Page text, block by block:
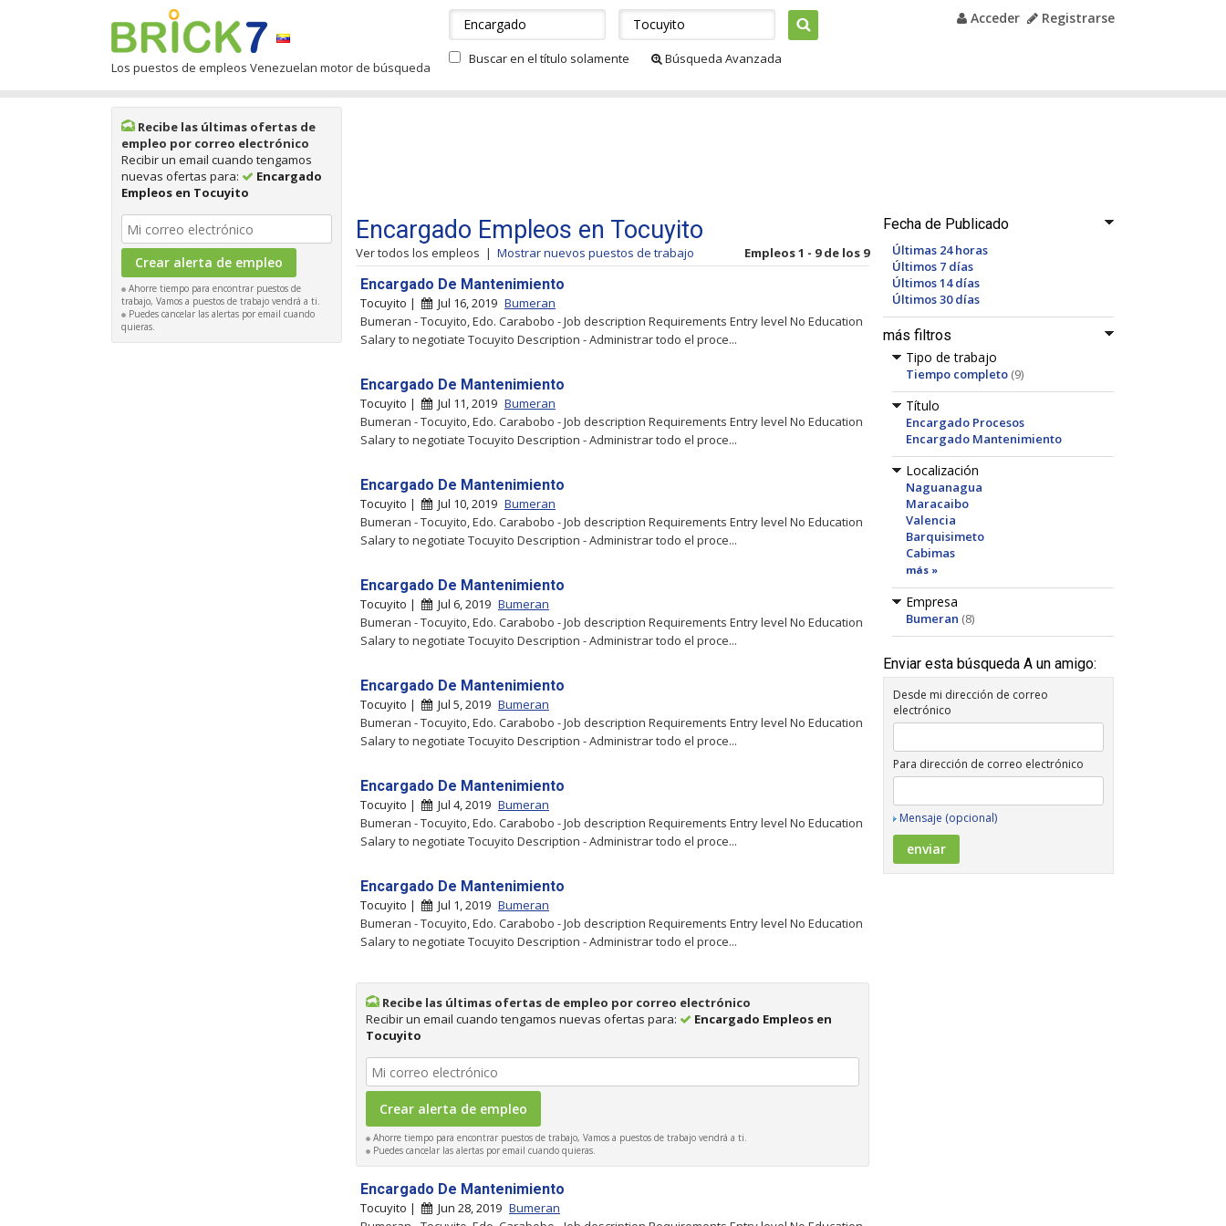
Los puestos de empleos Venezuelan motor de búsqueda
Acceder Registrarse
Buscar en el título solamente Búsqueda Avanzada
Recibe las últimas ofertas de
empleo por correo electrónico
Recibir un email cuando tengamos
nuevas ofertas para:
Encargado
Empleos en Tocuyito
Ahorre tiempo para encontrar puestos de
trabajo, Vamos a puestos de trabajo vendrá a ti.
Puedes cancelar las alertas por email cuando
quieras.
Fecha de Publicado
Últimas 24 horas
Últimos 7 días
Últimos 14 días
Últimos 30 días
más filtros
Tipo de trabajo
Tiempo completo (9)
Título
Encargado Procesos
Encargado Mantenimiento
Localización
Naguanagua
Maracaibo
Valencia
Barquisimeto
Cabimas
más »
Empresa
Bumeran (8)
Enviar esta búsqueda A un amigo:
Desde mi dirección de correo
electrónico
Para dirección de correo electrónico
Mensaje (opcional)
Encargado Empleos en Tocuyito
Ver todos los empleos | Mostrar nuevos puestos de trabajo Empleos 1 - 9 de los 9
Encargado De Mantenimiento
Tocuyito | Jul 16, 2019 Bumeran
Bumeran - Tocuyito, Edo. Carabobo - Job description Requirements Entry level No Education
Salary to negotiate Tocuyito Description - Administrar todo el proce...
Encargado De Mantenimiento
Tocuyito | Jul 11, 2019 Bumeran
Bumeran - Tocuyito, Edo. Carabobo - Job description Requirements Entry level No Education
Salary to negotiate Tocuyito Description - Administrar todo el proce...
Encargado De Mantenimiento
Tocuyito | Jul 10, 2019 Bumeran
Bumeran - Tocuyito, Edo. Carabobo - Job description Requirements Entry level No Education
Salary to negotiate Tocuyito Description - Administrar todo el proce...
Encargado De Mantenimiento
Tocuyito | Jul 6, 2019 Bumeran
Bumeran - Tocuyito, Edo. Carabobo - Job description Requirements Entry level No Education
Salary to negotiate Tocuyito Description - Administrar todo el proce...
Encargado De Mantenimiento
Tocuyito | Jul 5, 2019 Bumeran
Bumeran - Tocuyito, Edo. Carabobo - Job description Requirements Entry level No Education
Salary to negotiate Tocuyito Description - Administrar todo el proce...
Encargado De Mantenimiento
Tocuyito | Jul 4, 2019 Bumeran
Bumeran - Tocuyito, Edo. Carabobo - Job description Requirements Entry level No Education
Salary to negotiate Tocuyito Description - Administrar todo el proce...
Encargado De Mantenimiento
Tocuyito | Jul 1, 2019 Bumeran
Bumeran - Tocuyito, Edo. Carabobo - Job description Requirements Entry level No Education
Salary to negotiate Tocuyito Description - Administrar todo el proce...
Recibe las últimas ofertas de empleo por correo electrónico
Recibir un email cuando tengamos nuevas ofertas para:
Encargado Empleos en
Tocuyito
Ahorre tiempo para encontrar puestos de trabajo, Vamos a puestos de trabajo vendrá a ti.
Puedes cancelar las alertas por email cuando quieras.
Encargado De Mantenimiento
Tocuyito | Jun 28, 2019 Bumeran